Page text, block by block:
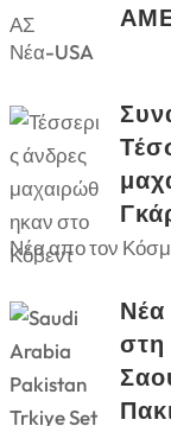
Νέα-USA
Νέα απο τον
Νέα
στη